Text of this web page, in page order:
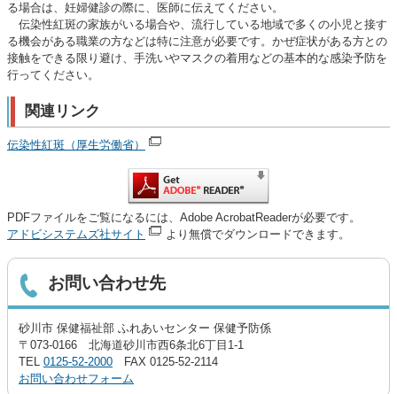
る場合は、妊婦健診の際に、医師に伝えてください。
伝染性紅斑の家族がいる場合や、流行している地域で多くの小児と接す
る機会がある職業の方などは特に注意が必要です。かぜ症状がある方との
接触をできる限り避け、手洗いやマスクの着用などの基本的な感染予防を
行ってください。
関連リンク
伝染性紅斑（厚生労働省）
PDFファイルをご覧になるには、Adobe AcrobatReaderが必要です。
アドビシステムズ社サイト
より無償でダウンロードできます。
お問い合わせ先
砂川市 保健福祉部 ふれあいセンター 保健予防係
〒073-0166 北海道砂川市西6条北6丁目1-1
TEL 0125-52-2000 FAX 0125-52-2114
お問い合わせフォーム